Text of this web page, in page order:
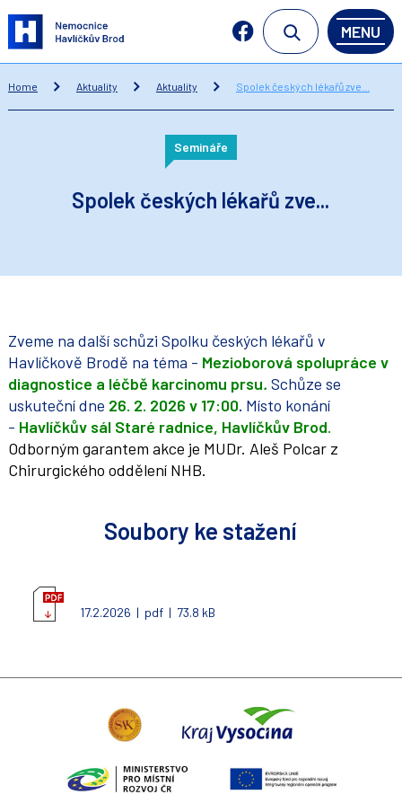
MENU
Home Aktuality Aktuality Spolek českých lékařů zve...
Semináře
Spolek českých lékařů zve...
Zveme na další schůzi Spolku českých lékařů v
Havlíčkově Brodě na téma - Mezioborová spolupráce v
diagnostice a léčbě karcinomu prsu. Schůze se
uskuteční dne 26. 2. 2026 v 17:00. Místo konání
- Havlíčkův sál Staré radnice, Havlíčkův Brod.
Odborným garantem akce je MUDr. Aleš Polcar z
Chirurgického oddělení NHB.
Soubory ke stažení
17.2.2026 | pdf | 73.8 kB